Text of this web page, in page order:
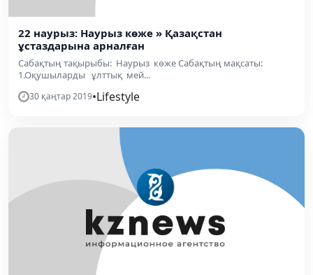
22 наурыз: Наурыз көже » Қазақстан
ұстаздарына арналған
Сабақтың тақырыбы: Наурыз көже Сабақтың мақсаты:
1.Оқушыларды ұлттық мей...
30 қаңтар 2019•Lifestyle